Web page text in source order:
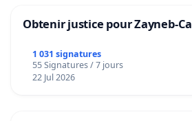
Obtenir justice pour Zayneb-
1 031 signatures
55 Signatures / 7 jours
22 Jul 2026